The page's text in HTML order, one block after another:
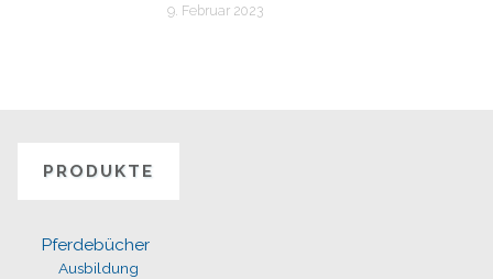
9. Februar 2023
PRODUKTE
Pferdebücher
Ausbildung